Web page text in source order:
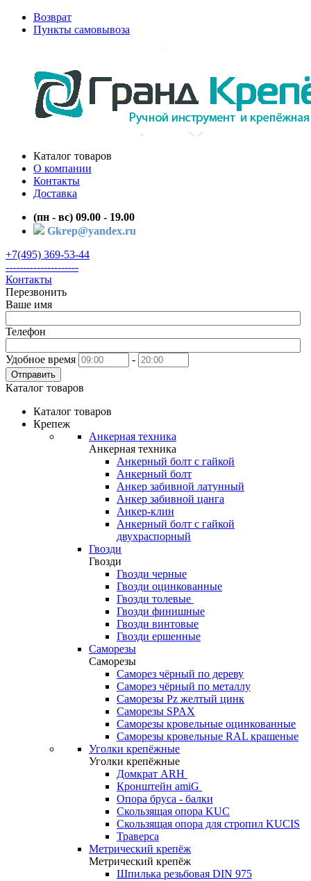
Возврат
Пункты самовывоза
Каталог товаров
О компании
Контакты
Доставка
(пн - вс) 09.00 - 19.00
Gkrep@yandex.ru
+7(495) 369-53-44
---------------------
Контакты
Перезвонить
Ваше имя
Телефон
Удобное время -
Отправить
Каталог товаров
Каталог товаров
Крепеж
Анкерная техника
Анкерная техника
Анкерный болт с гайкой
Анкерный болт
Анкер забивной латунный
Анкер забивной цанга
Анкер-клин
Анкерный болт с гайкой
двухраспорный
Гвозди
Гвозди
Гвозди черные
Гвозди оцинкованные
Гвозди толевые
Гвозди финишные
Гвозди винтовые
Гвозди ершенные
Саморезы
Саморезы
Саморез чёрный по дереву
Саморез чёрный по металлу
Саморезы Pz желтый цинк
Саморезы SPAX
Саморезы кровельные оцинкованные
Саморезы кровельные RAL крашеные
Уголки крепёжные
Уголки крепёжные
Домкрат ARH
Кронштейн amiG
Опора бруса - балки
Скользящая опора KUC
Скользящая опора для стропил KUCIS
Траверса
Метрический крепёж
Метрический крепёж
Шпилька резьбовая DIN 975